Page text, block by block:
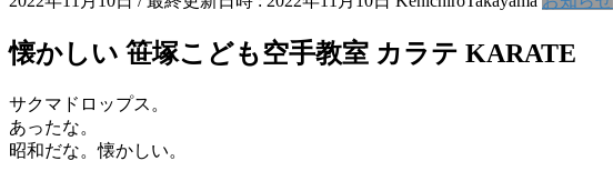
懐かしい 笹塚こども空手教室 カラテ KARATE
サクマドロップス。
あったな。
昭和だな。懐かしい。